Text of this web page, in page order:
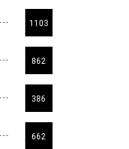
1103
862
386
662